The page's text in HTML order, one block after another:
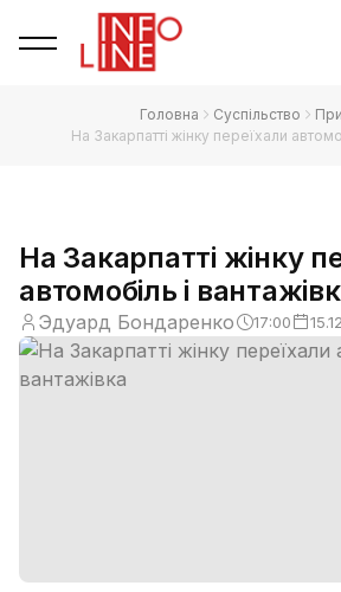
Головна Суспільство
На Закарпатті жінку переїхали
На Закарпатті жінку
автомобіль і
Эдуард Бондаренко 17:00